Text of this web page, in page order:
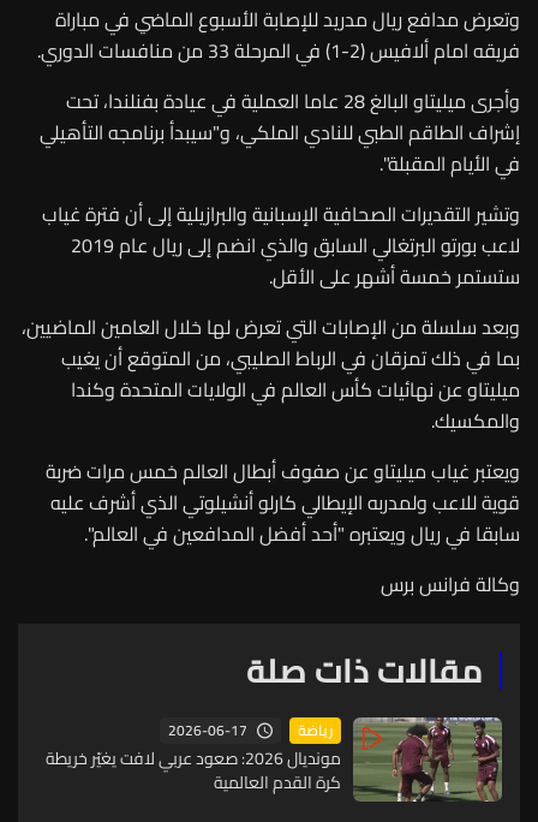
وتعرض مدافع ريال مدريد للإصابة الأسبوع الماضي في مباراة
فريقه امام ألافيس (2-1) في المرحلة 33 من منافسات الدوري
.
وأجرى ميليتاو البالغ 28 عاما العملية في عيادة بفنلندا، تحت
إشراف الطاقم الطبي للنادي الملكي، و"سيبدأ برنامجه التأهيلي
في الأيام المقبلة".
وتشير التقديرات الصحافية الإسبانية والبرازيلية إلى أن فترة غياب
لاعب بورتو البرتغالي السابق والذي انضم إلى ريال عام 2019
ستستمر خمسة أشهر على الأقل.
وبعد سلسلة من الإصابات التي تعرض لها خلال العامين الماضيين،
بما في ذلك تمزقان في الرباط الصليبي، من المتوقع أن يغيب
ميليتاو عن نهائيات كأس العالم في الولايات المتحدة وكندا
والمكسيك.
ويعتبر غياب ميليتاو عن صفوف أبطال العالم خمس مرات ضربة
قوية للاعب ولمدربه الإيطالي كارلو أنشيلوتي الذي أشرف عليه
سابقا في ريال ويعتبره "أحد أفضل المدافعين في العالم".
وكالة فرانس برس
مقالات ذات صلة
رياضة 2026-06-17
مونديال 2026: صعود عربي لافت يغيّر خريطة
كرة القدم العالمية